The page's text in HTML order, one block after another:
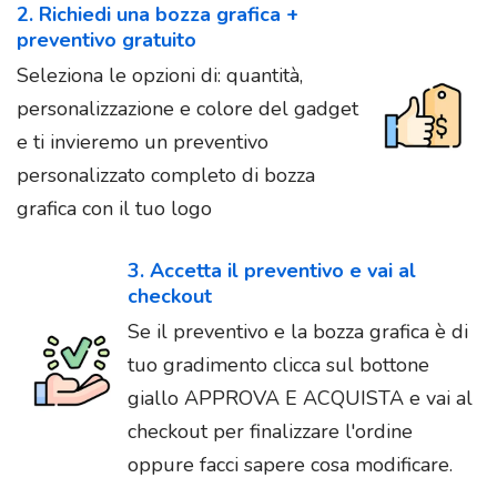
2. Richiedi una bozza grafica +
preventivo gratuito
Seleziona le opzioni di: quantità,
personalizzazione e colore del gadget
e ti invieremo un preventivo
personalizzato completo di bozza
grafica con il tuo logo
3. Accetta il preventivo e vai al
checkout
Se il preventivo e la bozza grafica è di
tuo gradimento clicca sul bottone
giallo APPROVA E ACQUISTA e vai al
checkout per finalizzare l'ordine
oppure facci sapere cosa modificare.